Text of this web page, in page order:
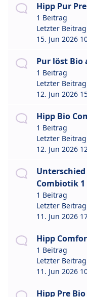
Hipp Pur
1 Beitrag
Letzter
15. Jun 2026
Pur löst Bio
1 Beitrag
Letzter
12. Jun 2026
Hipp Bio
1 Beitrag
Letzter
12. Jun 2026
Combiotik 1
1 Beitrag
Letzter
11. Jun 2026
Hipp
1 Beitrag
Letzter
11. Jun 2026
Hipp Pre